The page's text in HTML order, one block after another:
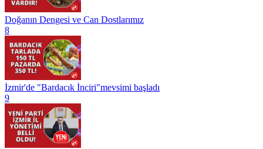
Doğanın Dengesi ve Can Dostlarımız
8
İzmir'de "Bardacık İnciri"mevsimi başladı
9